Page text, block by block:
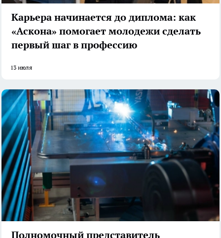
Карьера начинается до диплома: как
«Аскона» помогает молодежи сделать
первый шаг в профессию
13 июля
Полномочный представитель